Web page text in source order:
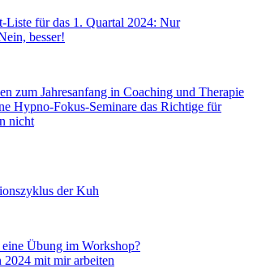
Liste für das 1. Quartal 2024: Nur
besser!
zum Jahresanfang in Coaching und Therapie
Hypno-Fokus-Seminare das Richtige für
nicht
der Kuh
Übung im Workshop?
2024 mit mir arbeiten